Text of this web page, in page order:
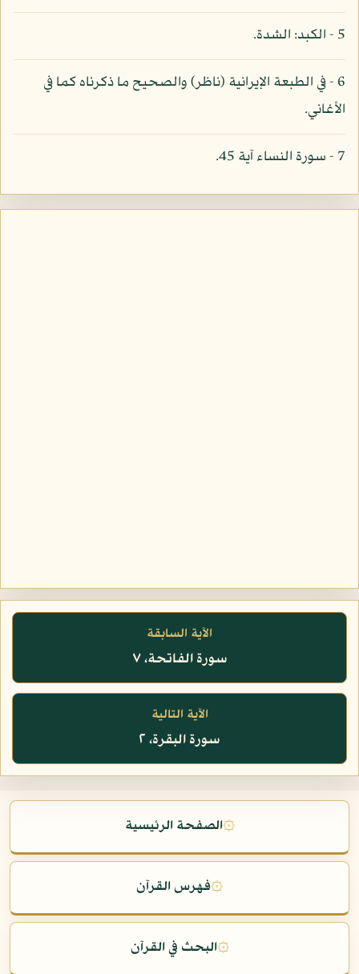
5 - الكبد: الشدة.
6 - في الطبعة الإيرانية (ناظر) والصحيح ما ذكرناه كما في
الأغاني.
7 - سورة النساء آية 45.
الآية السابقة
سورة الفاتحة، ٧
الآية التالية
سورة البقرة، ٢
۞الصفحة الرئيسية
۞فهرس القرآن
۞البحث في القرآن